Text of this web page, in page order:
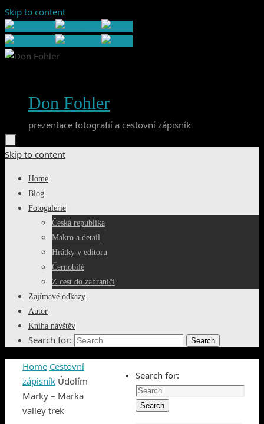
Skip to content
Don Fohler
prezentace fotografií a cestovní zápisník
Skip to content
Home
Blog
Fotogalerie
Česká republika
Makro a detail
Hrátky v editoru
Černobílé
Z cest do zahraničí
Zajímavé odkazy
Autor
Kniha návštěv
Search for: Search
Home Cestovní
zápisník Údolím
Marky – Marka
valley trek
Search for:
Search